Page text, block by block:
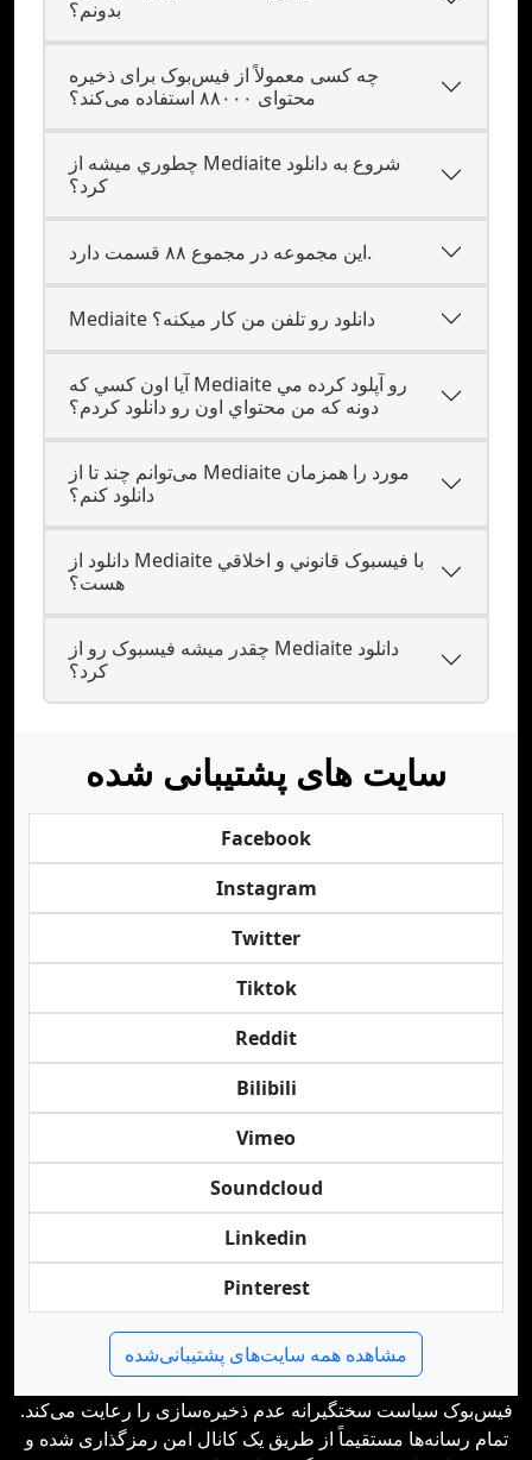
بدونم؟
چه کسی معمولاً از فیس‌بوک برای ذخیره
محتوای ۸۸۰۰۰ استفاده می‌کند؟
چطوري ميشه از Mediaite شروع به دانلود
کرد؟
این مجموعه در مجموع ۸۸ قسمت دارد.
Mediaite دانلود رو تلفن من کار ميکنه؟
آيا اون کسي که Mediaite رو آپلود کرده مي
دونه که من محتواي اون رو دانلود کردم؟
می‌توانم چند تا از Mediaite مورد را همزمان
دانلود کنم؟
دانلود از Mediaite با فيسبوک قانوني و اخلاقي
هست؟
چقدر ميشه فيسبوک رو از Mediaite دانلود
کرد؟
سایت های پشتیبانی شده
Facebook
Instagram
Twitter
Tiktok
Reddit
Bilibili
Vimeo
Soundcloud
Linkedin
Pinterest
مشاهده همه سایت‌های پشتیبانی‌شده
فیس‌بوک سیاست سختگیرانه عدم ذخیره‌سازی را رعایت می‌کند.
تمام رسانه‌ها مستقیماً از طریق یک کانال امن رمزگذاری شده و